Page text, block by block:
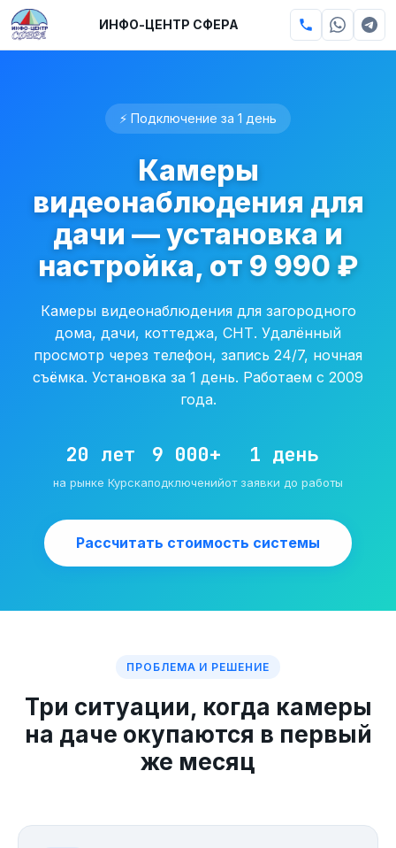
ИНФО-ЦЕНТР СФЕРА
⚡ Подключение за 1 день
Камеры
видеонаблюдения для
дачи — установка и
настройка, от 9 990 ₽
Камеры видеонаблюдения для загородного
дома, дачи, коттеджа, СНТ. Удалённый
просмотр через телефон, запись 24/7, ночная
съёмка. Установка за 1 день. Работаем с 2009
года.
20 лет
на рынке Курска
9 000+
подключений
1 день
от заявки до работы
Рассчитать стоимость системы
ПРОБЛЕМА И РЕШЕНИЕ
Три ситуации, когда камеры
на даче окупаются в первый
же месяц